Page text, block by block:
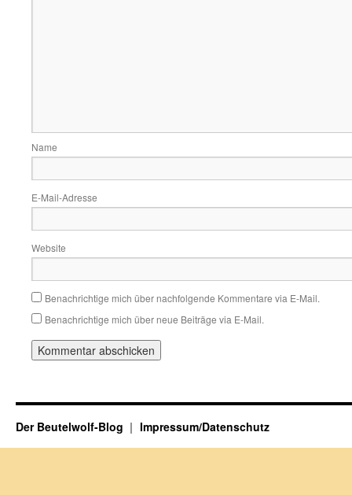
Name
E-Mail-Adresse
Website
Benachrichtige mich über nachfolgende Kommentare via E-Mail.
Benachrichtige mich über neue Beiträge via E-Mail.
Der Beutelwolf-Blog Impressum/Datenschutz